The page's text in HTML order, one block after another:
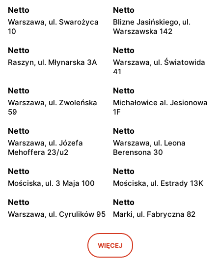
Netto
Warszawa, ul. Swarożyca
10
Netto
Blizne Jasińskiego, ul.
Warszawska 142
Netto
Raszyn, ul. Młynarska 3A
Netto
Warszawa, ul. Światowida
41
Netto
Warszawa, ul. Zwoleńska
59
Netto
Michałowice al. Jesionowa
1F
Netto
Warszawa, ul. Józefa
Mehoffera 23/u2
Netto
Warszawa, ul. Leona
Berensona 30
Netto
Mościska, ul. 3 Maja 100
Netto
Mościska, ul. Estrady 13K
Netto
Warszawa, ul. Cyrulików 95
Netto
Marki, ul. Fabryczna 82
Warszawa, ul. Wisełki 6
Netto
Warszawa, ul. Mochtyńska
101
WIĘCEJ